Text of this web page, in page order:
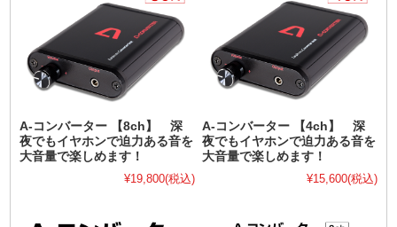
A-コンバーター 【8ch】 深
夜でもイヤホンで迫力ある音を
大音量で楽しめます！
¥19,800(税込)
A-コンバーター 【4ch】 深
夜でもイヤホンで迫力ある音を
大音量で楽しめます！
¥15,600(税込)